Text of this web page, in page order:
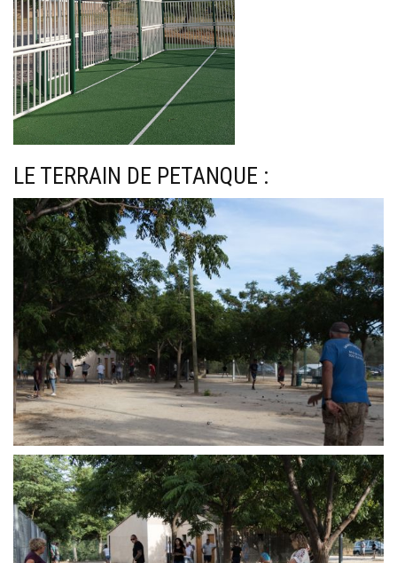
LE TERRAIN DE PETANQUE :